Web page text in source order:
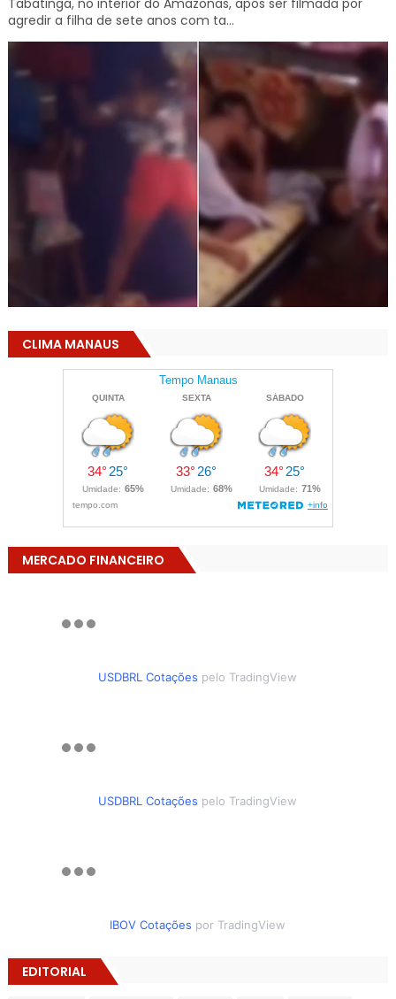
agredir a filha de sete anos com ta...
CLIMA MANAUS
MERCADO FINANCEIRO
USDBRL Cotações pelo TradingView
USDBRL Cotações pelo TradingView
IBOV Cotações por TradingView
EDITORIAL